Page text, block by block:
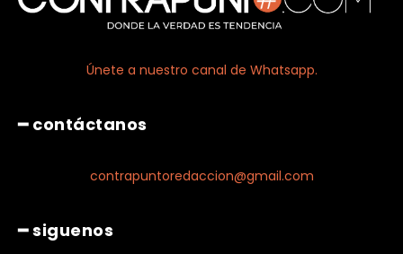
Únete a nuestro canal de Whatsapp.
━ contáctanos
contrapuntoredaccion@gmail.com
━ siguenos